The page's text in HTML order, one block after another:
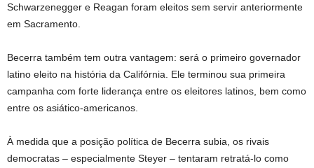
Schwarzenegger e Reagan foram eleitos sem servir anteriormente
em Sacramento.
Becerra também tem outra vantagem: será o primeiro governador
latino eleito na história da Califórnia. Ele terminou sua primeira
campanha com forte liderança entre os eleitores latinos, bem como
entre os asiático-americanos.
À medida que a posição política de Becerra subia, os rivais
democratas – especialmente Steyer – tentaram retratá-lo como